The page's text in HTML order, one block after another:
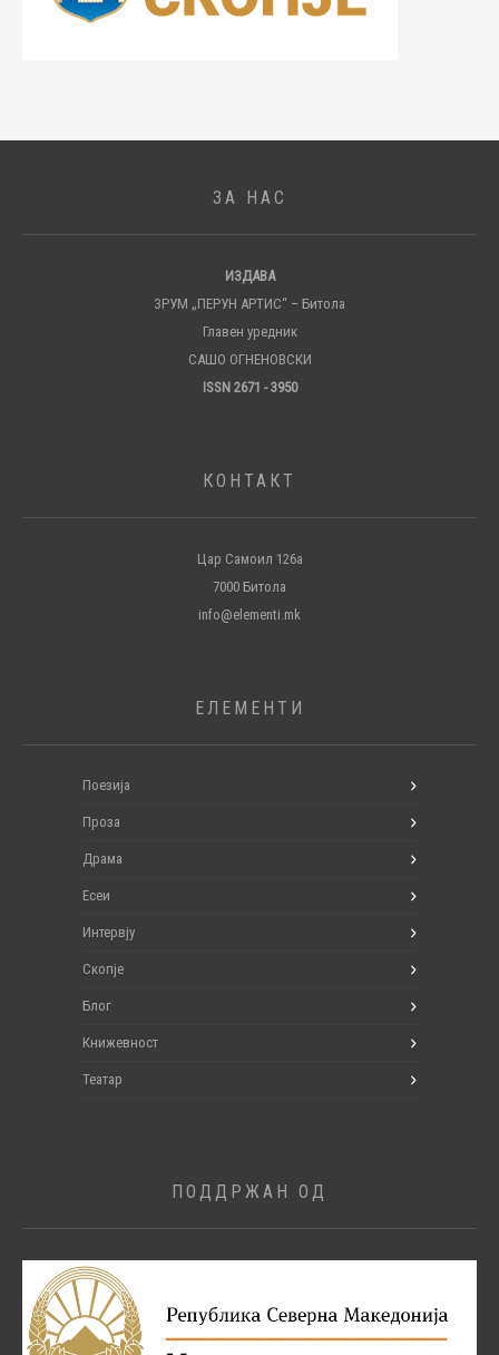
ЗА НАС
ИЗДАВА
ЗРУМ „ПЕРУН АРТИС“ – Битола
Главен уредник
САШО ОГНЕНОВСКИ
ISSN 2671 - 3950
КОНТАКТ
Цар Самоил 126а
7000 Битола
info@elementi.mk
ЕЛЕМЕНТИ
Поезија
Проза
Драма
Есеи
Интервју
Скопје
Блог
Книжевност
Театар
ПОДДРЖАН ОД